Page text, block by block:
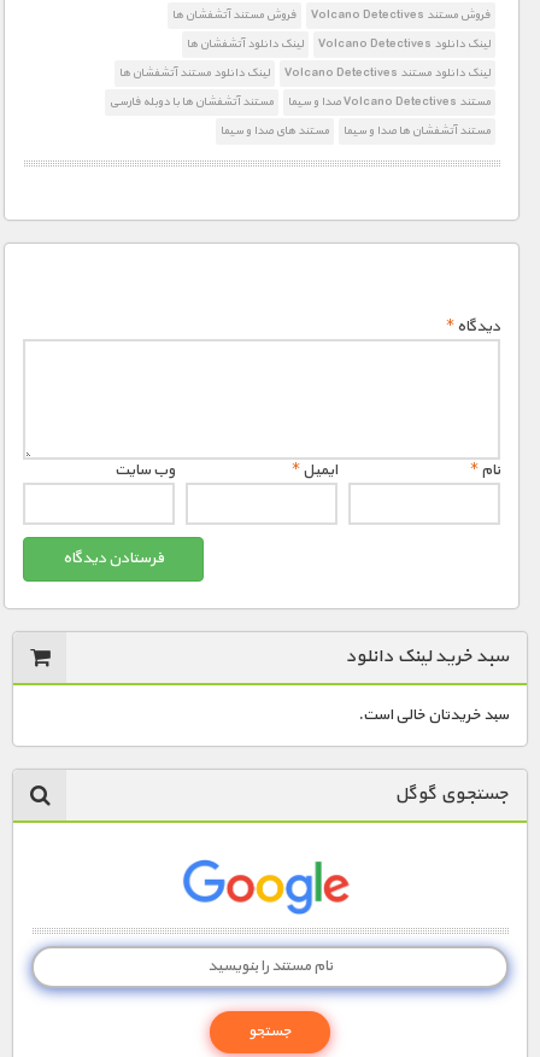
فروش مستند Volcano Detectives
فروش مستند آتشفشان ها
لینک دانلود Volcano Detectives
لینک دانلود آتشفشان ها
لینک دانلود مستند Volcano Detectives
لینک دانلود مستند آتشفشان ها
مستند Volcano Detectives صدا و سیما
مستند آتشفشان ها با دوبله فارسی
مستند آتشفشان ها صدا و سیما
مستند های صدا و سیما
دیدگاه*
نام* ایمیل* وب‌ سایت
سبد خرید لینک دانلود
سبد خریدتان خالی است.
جستجوی گوگل